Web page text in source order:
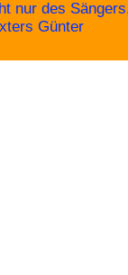
nur des
Günter